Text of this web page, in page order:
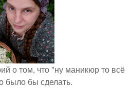
о том, что "ну маникюр то всё
было бы сделать.